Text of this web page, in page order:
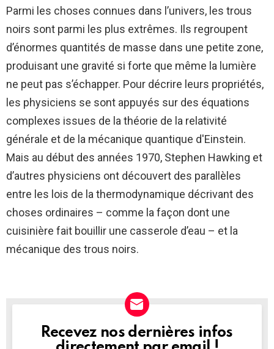
Parmi les choses connues dans l’univers, les trous
noirs sont parmi les plus extrêmes. Ils regroupent
d’énormes quantités de masse dans une petite zone,
produisant une gravité si forte que même la lumière
ne peut pas s’échapper. Pour décrire leurs propriétés,
les physiciens se sont appuyés sur des équations
complexes issues de la théorie de la relativité
générale et de la mécanique quantique d'Einstein.
Mais au début des années 1970, Stephen Hawking et
d’autres physiciens ont découvert des parallèles
entre les lois de la thermodynamique décrivant des
choses ordinaires – comme la façon dont une
cuisinière fait bouillir une casserole d’eau – et la
mécanique des trous noirs.
NEWSLETTER
Recevez nos dernières infos